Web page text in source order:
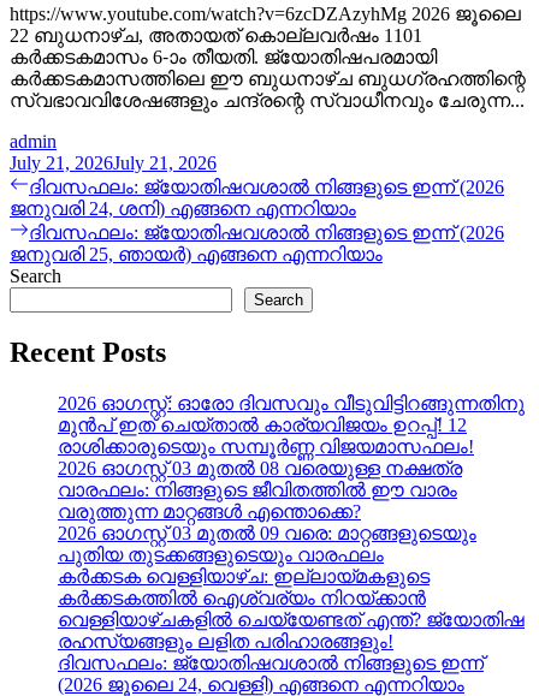
https://www.youtube.com/watch?v=6zcDZAzyhMg 2026 ജൂലൈ
22 ബുധനാഴ്ച, അതായത് കൊല്ലവർഷം 1101
കർക്കടകമാസം 6-ാം തീയതി. ജ്യോതിഷപരമായി
കർക്കടകമാസത്തിലെ ഈ ബുധനാഴ്ച ബുധഗ്രഹത്തിന്റെ
സ്വഭാവവിശേഷങ്ങളും ചന്ദ്രന്റെ സ്വാധീനവും ചേരുന്ന...
admin
July 21, 2026July 21, 2026
Post
navigation
Previous
post:
ദിവസഫലം: ജ്യോതിഷവശാൽ നിങ്ങളുടെ ഇന്ന്‌ (2026
ജനുവരി 24, ശനി) എങ്ങനെ എന്നറിയാം
Next
post:
ദിവസഫലം: ജ്യോതിഷവശാൽ നിങ്ങളുടെ ഇന്ന്‌ (2026
ജനുവരി 25, ഞായർ) എങ്ങനെ എന്നറിയാം
Search
Search
Recent Posts
2026 ഓഗസ്റ്റ്: ഓരോ ദിവസവും വീടുവിട്ടിറങ്ങുന്നതിനു
മുൻപ് ഇത് ചെയ്താൽ കാര്യവിജയം ഉറപ്പ്! 12
രാശിക്കാരുടെയും സമ്പൂർണ്ണ വിജയമാസഫലം!
2026 ഓഗസ്റ്റ് 03 മുതൽ 08 വരെയുള്ള നക്ഷത്ര
വാരഫലം: നിങ്ങളുടെ ജീവിതത്തിൽ ഈ വാരം
വരുത്തുന്ന മാറ്റങ്ങൾ എന്തൊക്കെ?
2026 ഓഗസ്റ്റ് 03 മുതൽ 09 വരെ: മാറ്റങ്ങളുടെയും
പുതിയ തുടക്കങ്ങളുടെയും വാരഫലം
കർക്കടക വെള്ളിയാഴ്ച: ഇല്ലായ്മകളുടെ
കർക്കടകത്തിൽ ഐശ്വര്യം നിറയ്ക്കാൻ
വെള്ളിയാഴ്ചകളിൽ ചെയ്യേണ്ടത് എന്ത്? ജ്യോതിഷ
രഹസ്യങ്ങളും ലളിത പരിഹാരങ്ങളും!
ദിവസഫലം: ജ്യോതിഷവശാൽ നിങ്ങളുടെ ഇന്ന്‌
(2026 ജൂലൈ 24, വെള്ളി) എങ്ങനെ എന്നറിയാം